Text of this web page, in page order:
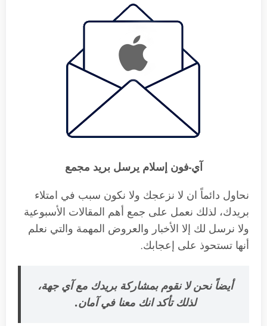
آي-فون إسلام يرسل بريد مجمع
نحاول دائماً ان لا نزعجك ولا نكون سبب في امتلاء
بريدك، لذلك نعمل على جمع أهم المقالات الأسبوعية
ولا نرسل لك إلا الأخبار والعروض المهمة والتي نعلم
أنها تستحوذ على إعجابك.
أيضاً نحن لا نقوم بمشاركة بريدك مع آي جهة،
لذلك تأكد انك معنا في آمان.